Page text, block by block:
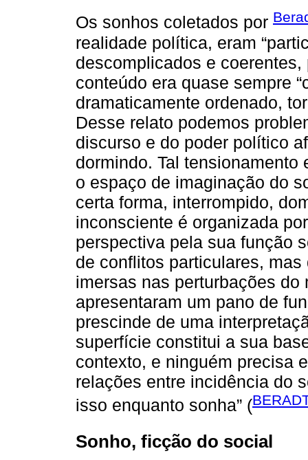
Os sonhos coletados por
realidade política, eram
descomplicados e
conteúdo era quase sempre
dramaticamente ordenado,
Desse relato podemos
discurso e do poder político
dormindo. Tal
o espaço de imaginação do
certa forma, interrompido,
inconsciente é organizada
perspectiva pela sua função
de conflitos particulares,
imersas nas perturbações do
apresentaram um pano de
prescinde de uma
superfície constitui a sua
contexto, e ninguém precisa
relações entre incidência do
isso enquanto sonha” (
Sonho, ficção do social